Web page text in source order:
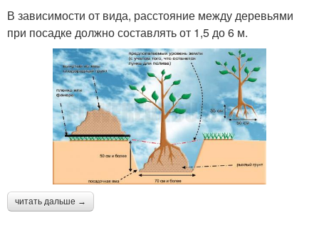
В зависимости от вида, расстояние между деревьями
при посадке должно составлять от 1,5 до 6 м.
читать дальше →